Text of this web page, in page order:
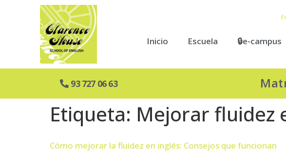
Inicio Escuela 🔒e-campus
93 727 06 63
Etiqueta: Mejorar fluidez
Cómo mejorar la fluidez en inglés: Consejos que funcionan